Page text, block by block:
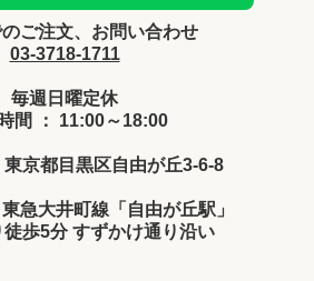
ご注文、お問い合わせ
03-3718-1711
毎週日曜定休
間 ： 11:00～18:00
京都目黒区自由が丘3-6-8
急大井町線「自由が丘駅」
歩5分 すずかけ通り沿い